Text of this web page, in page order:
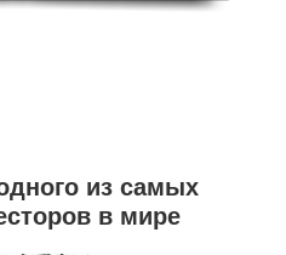
из самых
в мире